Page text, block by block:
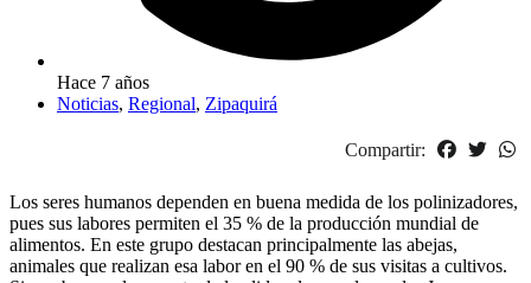
Hace 7 años
Noticias, Regional, Zipaquirá
Compartir:
Los seres humanos dependen en buena medida de los polinizadores,
pues sus labores permiten el 35 % de la producción mundial de
alimentos. En este grupo destacan principalmente las abejas,
animales que realizan esa labor en el 90 % de sus visitas a cultivos.